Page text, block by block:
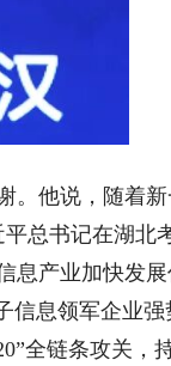
。他说，随着
总书记在湖北
息产业加快发
信息领军企业
全链条攻关，